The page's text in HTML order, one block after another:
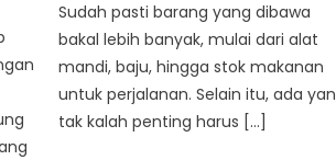
Sudah pasti barang yang dibawa
bakal lebih banyak, mulai dari alat
mandi, baju, hingga stok makanan
untuk perjalanan. Selain itu, ada
tak kalah penting harus […]